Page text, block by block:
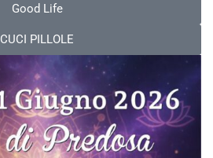
Good Life
CUCI PILLOLE